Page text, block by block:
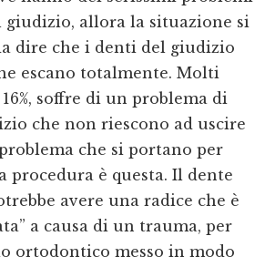
giudizio, allora la situazione si
dire che i denti del giudizio
escano totalmente. Molti
soffre di un problema di
che non riescono ad uscire
che si portano per
procedura è questa. Il dente
avere una radice che è
a causa di un trauma, per
ortodontico messo in modo